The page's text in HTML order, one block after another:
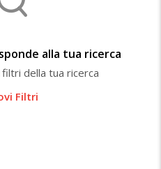
alla tua ricerca
della tua ricerca
Filtri